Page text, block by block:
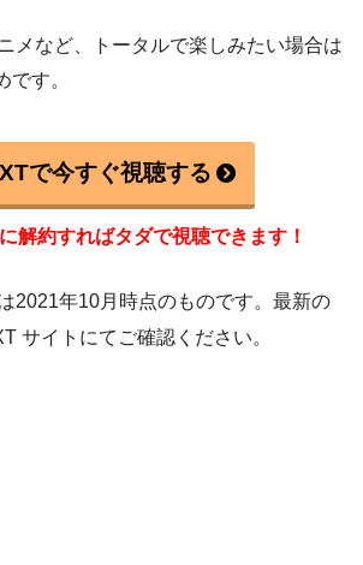
メなど、トータルで楽しみたい場合は
です。
で今すぐ視聴する
解約すればタダで視聴できます！
2021年10月時点のものです。最新の
サイトにてご確認ください。